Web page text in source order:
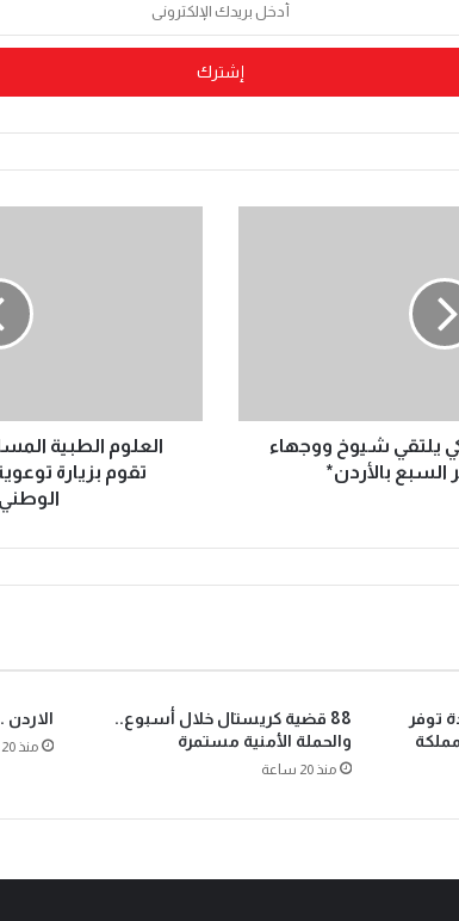
يلتقي شيوخ ووجهاء
السبع بالأردن*
العلوم الطبية
تقوم بزيارة
الوطني
توفر
88 قضية كريستال خلال أسبوع..
والحملة الأمنية مستمرة
منذ 20 ساعة
الاردن
منذ 20 ساعة